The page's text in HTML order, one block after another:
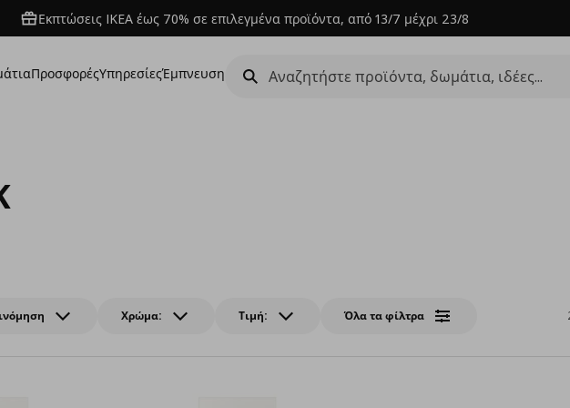
Εκπτώσεις IKEA έως 70% σε επιλεγμένα προϊόντα, από 13/7 μέχρι 23/8
ΠροσφορέςΥπηρεσίεςΈμπνευση
Χρώμα: Τιμή: Όλα τα φίλτρα